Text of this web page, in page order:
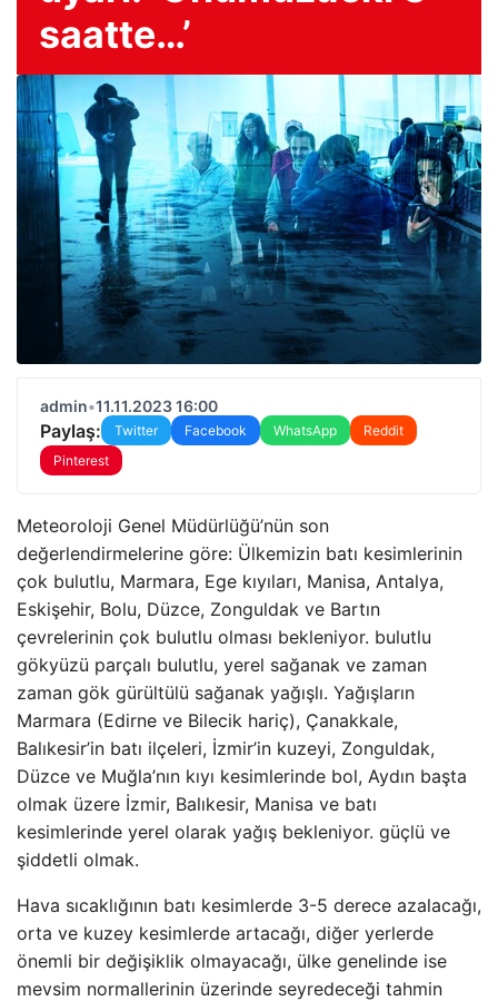
saatte…’
admin•11.11.2023 16:00
Paylaş: Twitter Facebook WhatsApp
Reddit
Pinterest
Meteoroloji Genel Müdürlüğü’nün son
değerlendirmelerine göre: Ülkemizin batı kesimlerinin
çok bulutlu, Marmara, Ege kıyıları, Manisa, Antalya,
Eskişehir, Bolu, Düzce, Zonguldak ve Bartın
çevrelerinin çok bulutlu olması bekleniyor. bulutlu
gökyüzü parçalı bulutlu, yerel sağanak ve zaman
zaman gök gürültülü sağanak yağışlı. Yağışların
Marmara (Edirne ve Bilecik hariç), Çanakkale,
Balıkesir’in batı ilçeleri, İzmir’in kuzeyi, Zonguldak,
Düzce ve Muğla’nın kıyı kesimlerinde bol, Aydın başta
olmak üzere İzmir, Balıkesir, Manisa ve batı
kesimlerinde yerel olarak yağış bekleniyor. güçlü ve
şiddetli olmak.
Hava sıcaklığının batı kesimlerde 3-5 derece azalacağı,
orta ve kuzey kesimlerde artacağı, diğer yerlerde
önemli bir değişiklik olmayacağı, ülke genelinde ise
mevsim normallerinin üzerinde seyredeceği tahmin